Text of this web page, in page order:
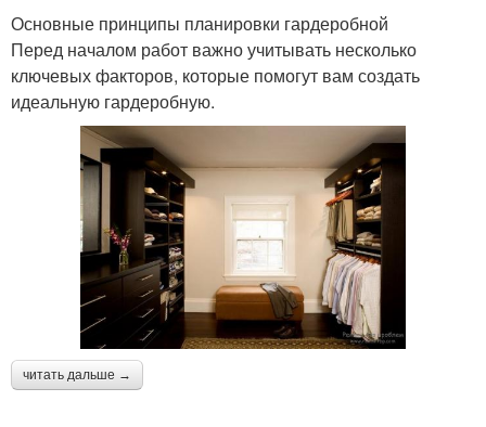
Основные принципы планировки гардеробной
Перед началом работ важно учитывать несколько
ключевых факторов, которые помогут вам создать
идеальную гардеробную.
читать дальше →